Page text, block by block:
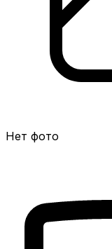
Нет фото